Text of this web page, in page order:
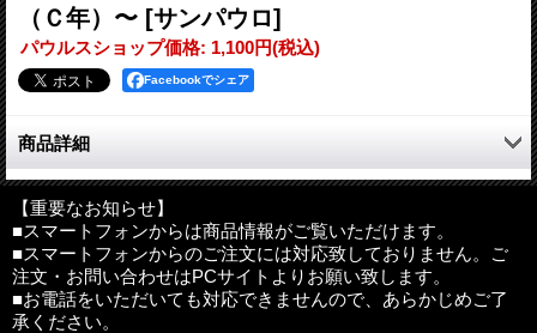
（Ｃ年）〜 [サンパウロ]
パウルスショップ価格: 1,100円(税込)
Facebookでシェア
商品詳細
主日の福音を、分かりやすく、コンパクトに、生き生きと！
森司教の味わい深い言葉をとおして、神の愛が心にしみわたり
ます。
すべての主日を網羅しつつも、各主日を見開き２ページずつに
おさめ、手軽に持ち運べる本に仕上げました。
日曜日のミサの友として、また勉強会などのテキストとしても
【重要なお知らせ】
■スマートフォンからは商品情報がご覧いただけます。
■スマートフォンからのご注文には対応致しておりません。ご
注文・お問い合わせはPCサイトよりお願い致します。
■お電話をいただいても対応できませんので、あらかじめご了
承ください。